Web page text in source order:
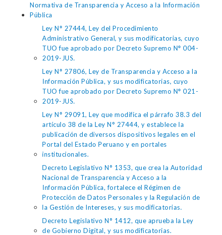
Normativa de Transparencia y Acceso a la Información
Pública
Ley N° 27444, Ley del Procedimiento
Administrativo General, y sus modificatorias, cuyo
TUO fue aprobado por Decreto Supremo N° 004-
2019-JUS.
Ley N° 27806, Ley de Transparencia y Acceso a la
Información Pública, y sus modificatorias, cuyo
TUO fue aprobado por Decreto Supremo N° 021-
2019-JUS.
Ley N° 29091, Ley que modifica el párrafo 38.3 del
artículo 38 de la Ley N° 27444, y establece la
publicación de diversos dispositivos legales en el
Portal del Estado Peruano y en portales
institucionales.
Decreto Legislativo N° 1353, que crea la Autoridad
Nacional de Transparencia y Acceso a la
Información Pública, fortalece el Régimen de
Protección de Datos Personales y la Regulación de
la Gestión de Intereses, y sus modificatorias.
Decreto Legislativo N° 1412, que aprueba la Ley
de Gobierno Digital, y sus modificatorias.